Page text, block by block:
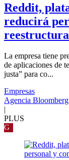
Reddit,
reducirá
La empresa tiene
de aplicaciones de
justa” para co...
Empresas
Agencia Bloomberg
|
PLUS
G